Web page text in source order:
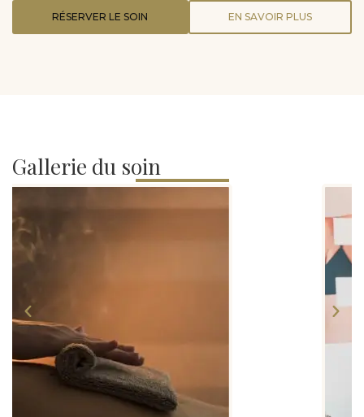
RÉSERVER LE SOIN EN SAVOIR PLUS
Gallerie du soin